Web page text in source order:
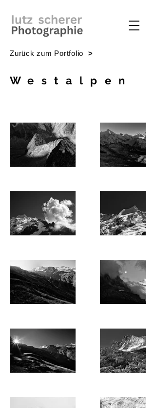
Zurück zum Portfolio >
Westalpen